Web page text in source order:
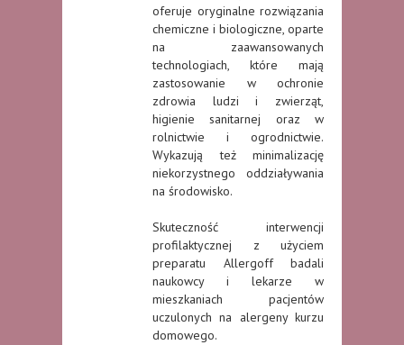
oferuje oryginalne rozwiązania
chemiczne i biologiczne, oparte
na zaawansowanych
technologiach, które mają
zastosowanie w ochronie
zdrowia ludzi i zwierząt,
higienie sanitarnej oraz w
rolnictwie i ogrodnictwie.
Wykazują też minimalizację
niekorzystnego oddziaływania
na środowisko.
Skuteczność interwencji
profilaktycznej z użyciem
preparatu Allergoff badali
naukowcy i lekarze w
mieszkaniach pacjentów
uczulonych na alergeny kurzu
domowego.